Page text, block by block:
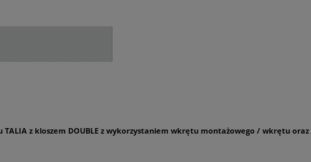
z kloszem DOUBLE z wykorzystaniem wkrętu montażowego / wkrętu